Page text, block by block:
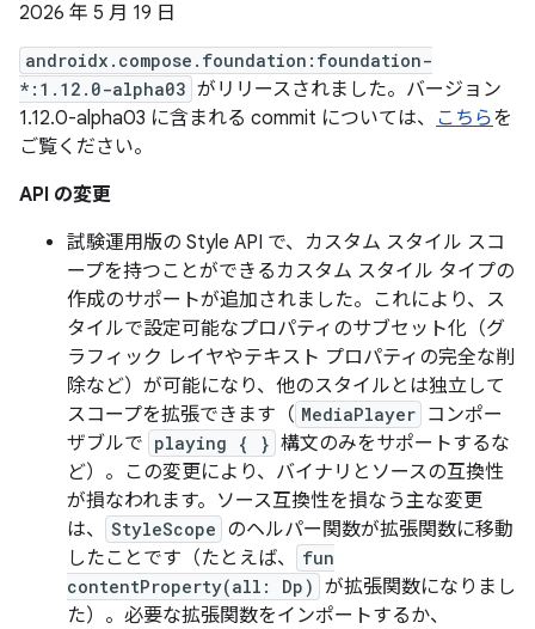
2026 年 5 月 19 日
androidx.compose.foundation:foundation-
*:1.12.0-alpha03 がリリースされました。バージョン
1.12.0-alpha03 に含まれる commit については、 こちらを
ご覧ください。
API の変更
試験運用版の Style API で、カスタム スタイル スコ
ープを持つことができるカスタム スタイル タイプの
作成のサポートが追加されました。これにより、ス
タイルで設定可能なプロパティのサブセット化（グ
ラフィック レイヤやテキスト プロパティの完全な削
除など）が可能になり、他のスタイルとは独立して
スコープを拡張できます（ MediaPlayer コンポー
ザブルで playing { } 構文のみをサポートするな
ど）。この変更により、バイナリとソースの互換性
が損なわれます。ソース互換性を損なう主な変更
は、
StyleScope のヘルパー関数が拡張関数に移動
したことです（たとえば、
fun
contentProperty(all: Dp) が拡張関数になりまし
た）。必要な拡張関数をインポートするか、